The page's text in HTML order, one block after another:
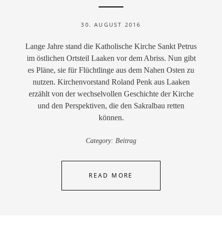
30. AUGUST 2016
Lange Jahre stand die Katholische Kirche Sankt Petrus
im östlichen Ortsteil Laaken vor dem Abriss. Nun gibt
es Pläne, sie für Flüchtlinge aus dem Nahen Osten zu
nutzen. Kirchenvorstand Roland Penk aus Laaken
erzählt von der wechselvollen Geschichte der Kirche
und den Perspektiven, die den Sakralbau retten
können.
Category: Beitrag
READ MORE